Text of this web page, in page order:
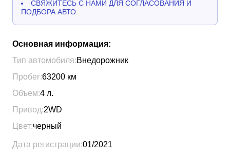
СВЯЖИТЕСЬ С НАМИ ДЛЯ СОГЛАСОВАНИЯ И
ПОДБОРА АВТО
Основная информация:
Тип автомобиля:Внедорожник
Пробег:63200 км
Объем:4 л.
Привод:2WD
Цвет:черный
Дата регистрации:01/2021